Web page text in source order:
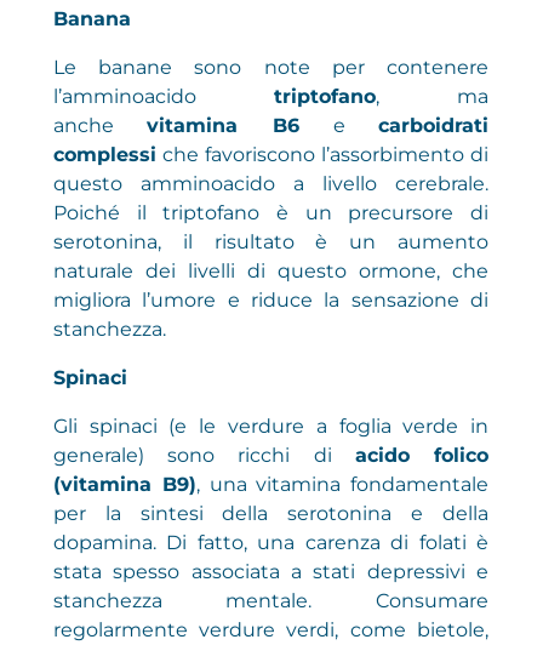
Banana
Le banane sono note per contenere
l’amminoacido triptofano, ma
anchevitamina B6 ecarboidrati
complessi che favoriscono l’assorbimento di
questo amminoacido a livello cerebrale.
Poiché il triptofano è un precursore di
serotonina, il risultato è un aumento
naturale dei livelli di questo ormone, che
migliora l’umore e riduce la sensazione di
stanchezza.
Spinaci
Gli spinaci (e le verdure a foglia verde in
generale) sono ricchi di acido folico
(vitamina B9), una vitamina fondamentale
per la sintesi della serotonina e della
dopamina. Di fatto, una carenza di folati è
stata spesso associata a stati depressivi e
stanchezza mentale. Consumare
regolarmente verdure verdi, come bietole,